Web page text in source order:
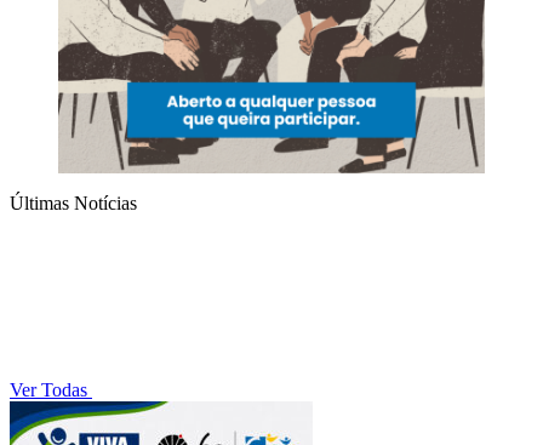
Últimas Notícias
Ver Todas